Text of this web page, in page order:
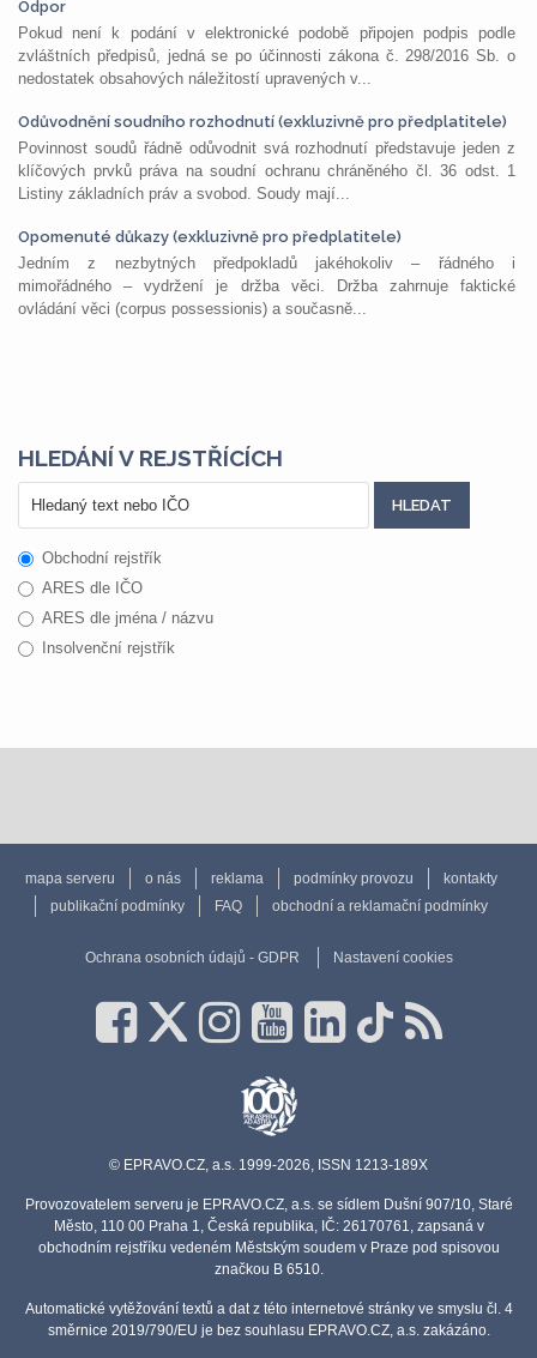
Odpor
Pokud není k podání v elektronické podobě připojen podpis podle
zvláštních předpisů, jedná se po účinnosti zákona č. 298/2016 Sb. o
nedostatek obsahových náležitostí upravených v...
Odůvodnění soudního rozhodnutí (exkluzivně pro předplatitele)
Povinnost soudů řádně odůvodnit svá rozhodnutí představuje jeden z
klíčových prvků práva na soudní ochranu chráněného čl. 36 odst. 1
Listiny základních práv a svobod. Soudy mají...
Opomenuté důkazy (exkluzivně pro předplatitele)
Jedním z nezbytných předpokladů jakéhokoliv – řádného i
mimořádného – vydržení je držba věci. Držba zahrnuje faktické
ovládání věci (corpus possessionis) a současně...
HLEDÁNÍ V REJSTŘÍCÍCH
Obchodní rejstřík
ARES dle IČO
ARES dle jména / názvu
Insolvenční rejstřík
mapa serveru o nás reklama podmínky provozu
kontakty
publikační podmínky
FAQ obchodní a reklamační podmínky
Ochrana osobních údajů - GDPR Nastavení cookies
© EPRAVO.CZ, a.s. 1999-2026, ISSN 1213-189X
Provozovatelem serveru je EPRAVO.CZ, a.s. se sídlem Dušní 907/10, Staré
Město, 110 00 Praha 1, Česká republika, IČ: 26170761, zapsaná v
obchodním rejstříku vedeném Městským soudem v Praze pod spisovou
značkou B 6510.
Automatické vytěžování textů a dat z této internetové stránky ve smyslu čl. 4
směrnice 2019/790/EU je bez souhlasu EPRAVO.CZ, a.s. zakázáno.